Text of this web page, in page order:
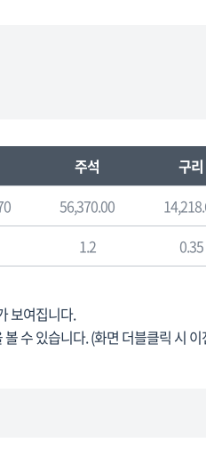
주석 구리
56,370.00
1.2 0.35
보여집니다.
볼 수 있습니다. (화면 더블클릭 시